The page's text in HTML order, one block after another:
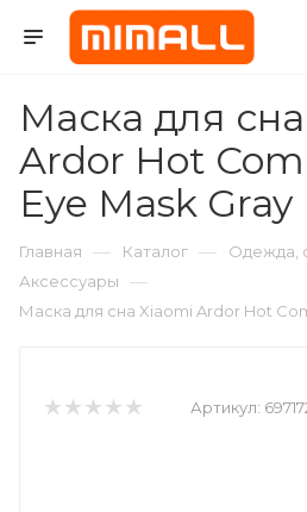
Маска для
Ardor Hot
Eye Mask Gray
Главная — Каталог — Одежда,
Аксессуары —
Маска для сна Xiaomi Ardor Hot
Артикул: